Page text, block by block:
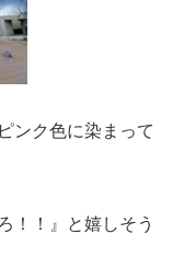
ンク色に染まって
！！』と嬉しそう